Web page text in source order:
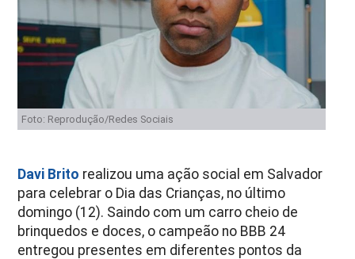
Foto: Reprodução/Redes Sociais
Davi Brito realizou uma ação social em Salvador
para celebrar o Dia das Crianças, no último
domingo (12). Saindo com um carro cheio de
brinquedos e doces, o campeão no BBB 24
entregou presentes em diferentes pontos da